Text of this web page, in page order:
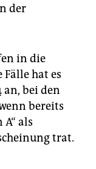
der
in die
Fälle hat es
an, bei den
bereits
als
trat.